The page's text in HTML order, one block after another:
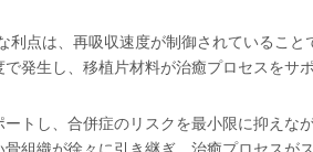
点は、再吸収速度が制御されているこ
発生し、移植片材料が治癒プロセスを
トし、合併症のリスクを最小限に抑え